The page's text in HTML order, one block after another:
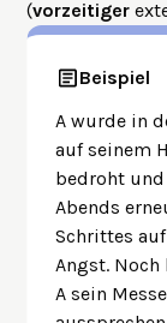
(vorzeitiger
Beispiel
A wurde in
auf seinem
bedroht und
Abends
Schrittes
Angst.
A sein